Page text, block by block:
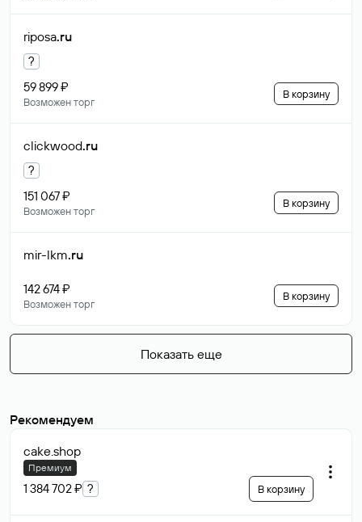
riposa.ru
?
59 899 ₽
Возможен торг
В корзину
clickwood.ru
?
151 067 ₽
Возможен торг
В корзину
mir-lkm.ru
142 674 ₽
Возможен торг
В корзину
Показать еще
Рекомендуем
cake.shop
Премиум
1 384 702 ₽ ? В корзину